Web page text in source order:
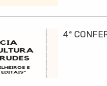
4ª